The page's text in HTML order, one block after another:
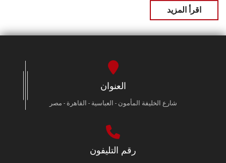
اقرأ المزيد
العنوان
شارع الخليفة المأمون - العباسية - القاهرة - مصر
رقم التليفون